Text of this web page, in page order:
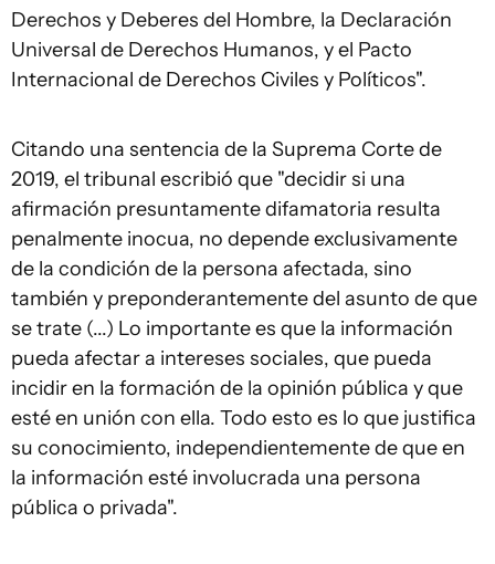
Derechos y Deberes del Hombre, la Declaración
Universal de Derechos Humanos, y el Pacto
Internacional de Derechos Civiles y Políticos".
Citando una sentencia de la Suprema Corte de
2019, el tribunal escribió que "decidir si una
afirmación presuntamente difamatoria resulta
penalmente inocua, no depende exclusivamente
de la condición de la persona afectada, sino
también y preponderantemente del asunto de que
se trate (...) Lo importante es que la información
pueda afectar a intereses sociales, que pueda
incidir en la formación de la opinión pública y que
esté en unión con ella. Todo esto es lo que justifica
su conocimiento, independientemente de que en
la información esté involucrada una persona
pública o privada".